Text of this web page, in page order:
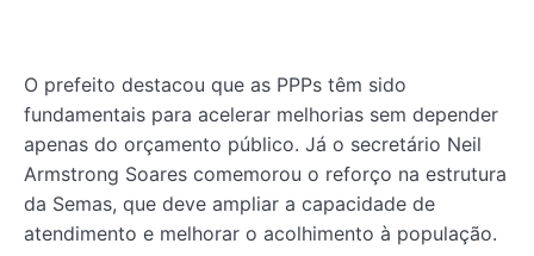
O prefeito destacou que as PPPs têm sido
fundamentais para acelerar melhorias sem depender
apenas do orçamento público. Já o secretário Neil
Armstrong Soares comemorou o reforço na estrutura
da Semas, que deve ampliar a capacidade de
atendimento e melhorar o acolhimento à população.